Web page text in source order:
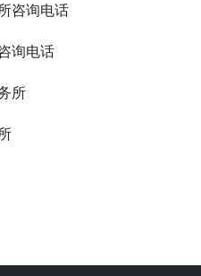
咨询电话
询电话
所